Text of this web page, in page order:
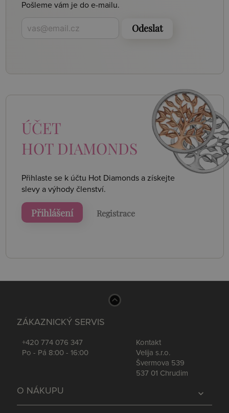
Pošleme vám je do e-mailu.
Odeslat
ÚČET
HOT DIAMONDS
Přihlaste se k účtu Hot Diamonds a získejte
slevy a výhody členství.
Přihlášení Registrace
ZÁKAZNICKÝ SERVIS
+420 774 076 347
Po - Pá 8:00 - 16:00
Kontakt
Velija s.r.o.
Švermova 539
537 01 Chrudim
expand_more
O NÁKUPU